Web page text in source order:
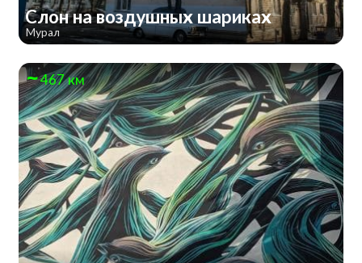
Слон на воздушных шариках
Мурал
467 км